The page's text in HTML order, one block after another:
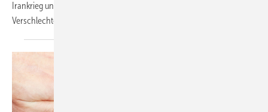
Irankrieg und die anziehende Bauinflation für die weitere
Verschlechterung